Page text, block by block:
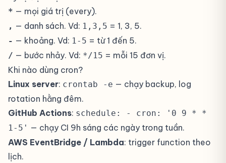
* — mọi giá trị (every).
, — danh sách. Vd: 1,3,5 = 1, 3, 5.
- — khoảng. Vd: 1-5 = từ 1 đến 5.
/ — bước nhảy. Vd: */15 = mỗi 15 đơn vị.
Khi nào dùng cron?
Linux server: crontab -e — chạy backup, log
rotation hằng đêm.
GitHub Actions: schedule: - cron: '0 9 * *
1-5' — chạy CI 9h sáng các ngày trong tuần.
AWS EventBridge / Lambda: trigger function theo
lịch.